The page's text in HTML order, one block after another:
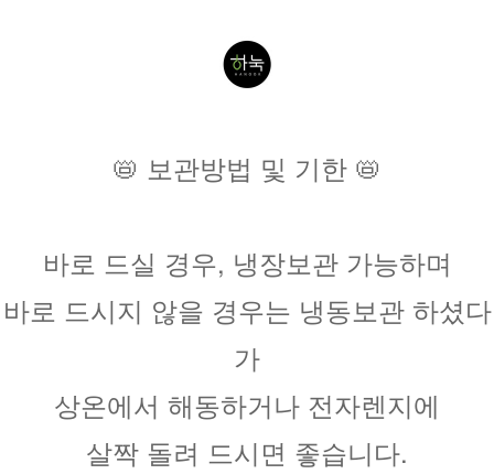
📛 보관방법 및 기한 📛
바로 드실 경우, 냉장보관 가능하며
바로 드시지 않을 경우는 냉동보관 하셨다
가
상온에서 해동하거나 전자렌지에
살짝 돌려 드시면 좋습니다.